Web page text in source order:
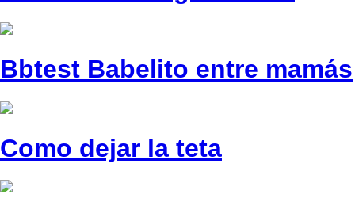
Bbtest Babelito entre mamás
Como dejar la teta